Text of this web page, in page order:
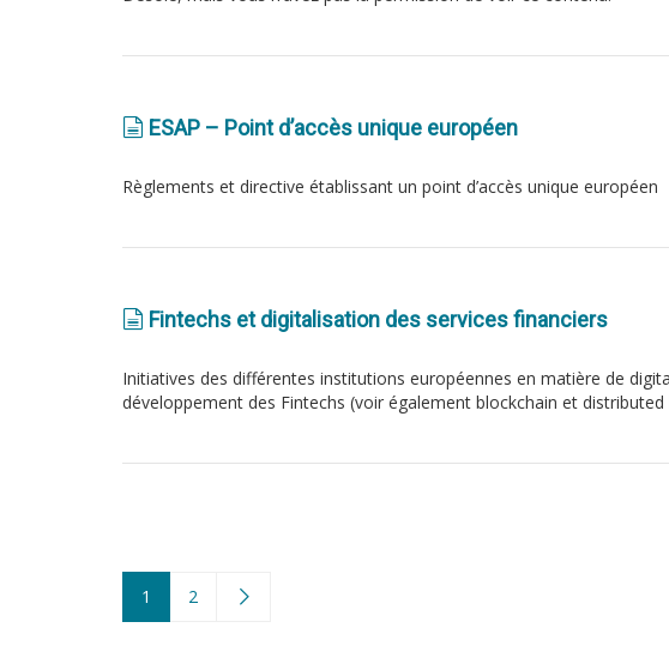
ESAP – Point d’accès unique européen
Règlements et directive établissant un point d’accès unique européen
Fintechs et digitalisation des services financiers
Initiatives des différentes institutions européennes en matière de
développement des Fintechs (voir également blockchain et
1 2